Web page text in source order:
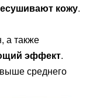
кожу.
а также
эффект.
среднего